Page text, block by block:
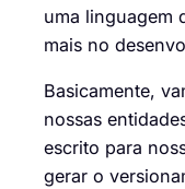
uma linguagem
mais no
Basicamente,
nossas
escrito para
gerar o